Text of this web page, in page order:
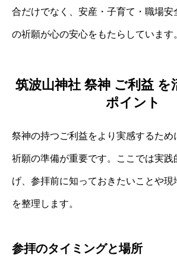
合だけでなく、安産・子育て・職場安
の祈願が心の安心をもたらしています
筑波山神社 祭神 ご利益 を
ポイント
祭神の持つご利益をより実感するため
祈願の準備が重要です。ここでは実践
げ、参拝前に知っておきたいことや現
を整理します。
参拝のタイミングと場所